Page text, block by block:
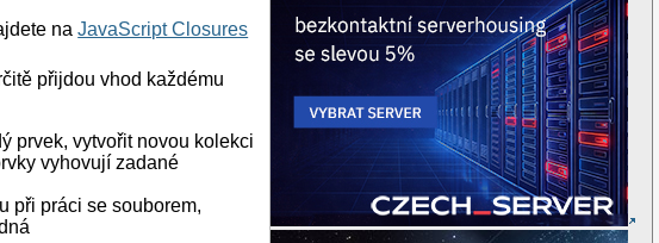
naJavaScript Closures
přijdou vhod každému
prvek, vytvořit novou kolekci
vyhovují zadané
při práci se souborem,